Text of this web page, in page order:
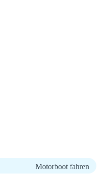
Motorboot fahren